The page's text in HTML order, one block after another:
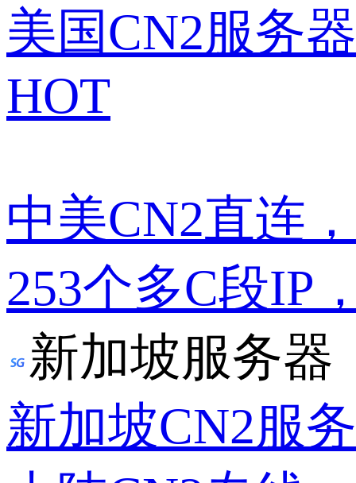
美国CN2服务器
HOT
中美CN2直连
253个多C段IP
新加坡服务器
新加坡CN2服